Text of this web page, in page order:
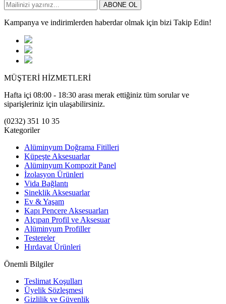
ABONE OL
Kampanya ve indirimlerden haberdar olmak için bizi Takip Edin!
MÜŞTERİ HİZMETLERİ
Hafta içi 08:00 - 18:30 arası merak ettiğiniz tüm sorular ve
siparişleriniz için ulaşabilirsiniz.
(0232) 351 10 35
Kategoriler
Alüminyum Doğrama Fitilleri
Küpeşte Aksesuarlar
Alüminyum Kompozit Panel
İzolasyon Ürünleri
Vida Bağlantı
Sineklik Aksesuarlar
Ev & Yaşam
Kapı Pencere Aksesuarları
Alçıpan Profil ve Aksesuar
Alüminyum Profiller
Testereler
Hırdavat Ürünleri
Önemli Bilgiler
Teslimat Koşulları
Üyelik Sözleşmesi
Gizlilik ve Güvenlik